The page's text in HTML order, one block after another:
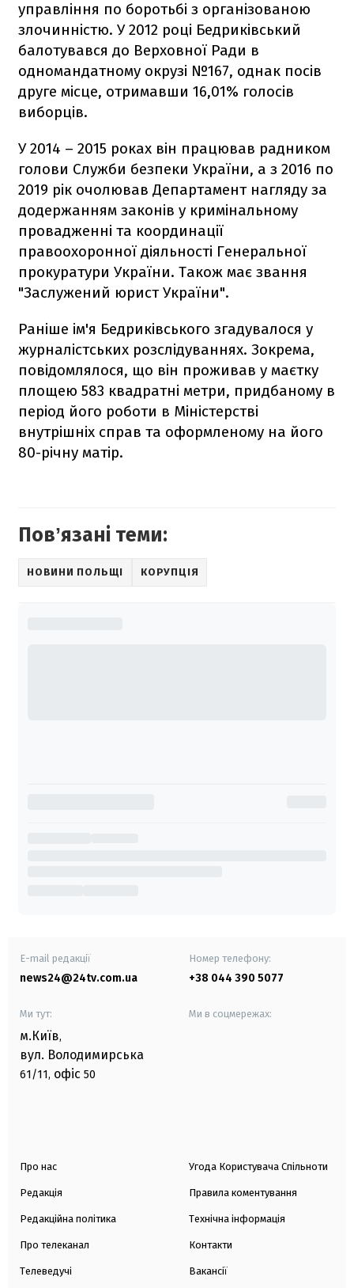
управління по боротьбі з організованою
злочинністю. У 2012 році Бедриківський
балотувався до Верховної Ради в
одномандатному окрузі №167, однак посів
друге місце, отримавши 16,01% голосів
виборців.
У 2014 – 2015 роках він працював радником
голови Служби безпеки України, а з 2016 по
2019 рік очолював Департамент нагляду за
додержанням законів у кримінальному
провадженні та координації
правоохоронної діяльності Генеральної
прокуратури України. Також має звання
"Заслужений юрист України".
Раніше ім'я Бедриківського згадувалося у
журналістських розслідуваннях. Зокрема,
повідомлялося, що він проживав у маєтку
площею 583 квадратні метри, придбаному в
період його роботи в Міністерстві
внутрішніх справ та оформленому на його
80-річну матір.
Повʼязані теми:
НОВИНИ ПОЛЬЩІ КОРУПЦІЯ
E-mail редакції
news24@24tv.com.ua
Номер телефону:
+38 044 390 5077
Ми тут:
м.Київ,
вул. Володимирська
61/11, офіс 50
Ми в соцмережах:
Про нас
Редакція
Редакційна політика
Про телеканал
Телеведучі
Угода Користувача Спільноти
Правила коментування
Технічна інформація
Контакти
Вакансії